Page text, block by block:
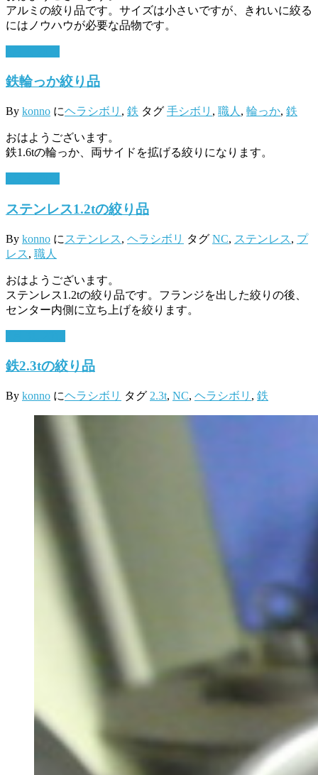
アルミの絞り品です。サイズは小さいですが、きれいに絞る
にはノウハウが必要な品物です。
鉄輪っか絞り品
By konno にヘラシボリ , 鉄 タグ 手シボリ , 職人 , 輪っか, 鉄
おはようございます。
鉄1.6tの輪っか、両サイドを拡げる絞りになります。
ステンレス1.2tの絞り品
By konno に ステンレス, ヘラシボリ タグ NC, ステンレス, プ
レス, 職人
おはようございます。
ステンレス1.2tの絞り品です。フランジを出した絞りの後、
センター内側に立ち上げを絞ります。
鉄2.3tの絞り品
By konno にヘラシボリ タグ 2.3t, NC, ヘラシボリ , 鉄